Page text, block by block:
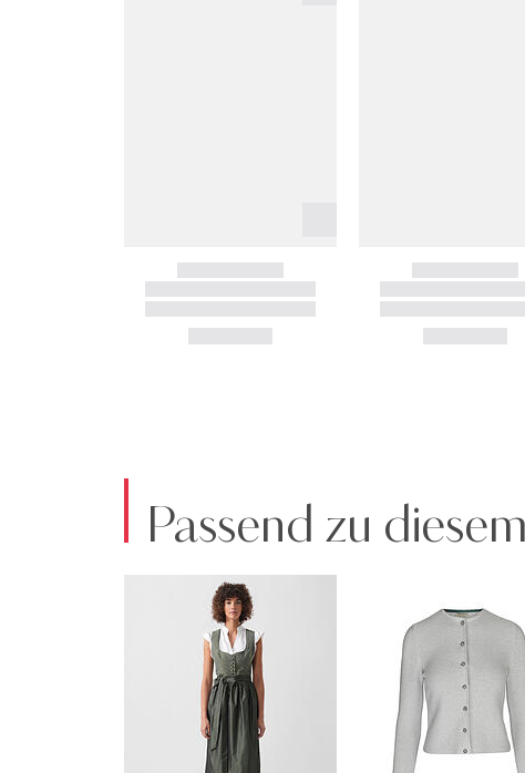
Passend zu